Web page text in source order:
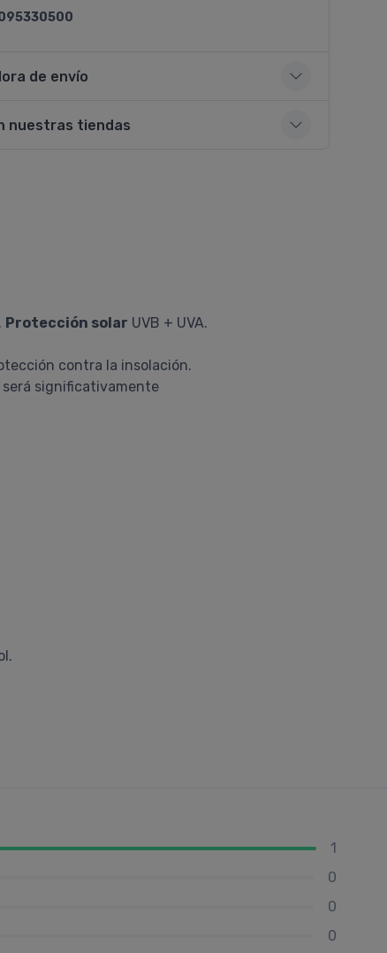
de envío
nuestras tiendas
Protección solar UVB + UVA.
contra la insolación.
será significativamente
1
0
0
0